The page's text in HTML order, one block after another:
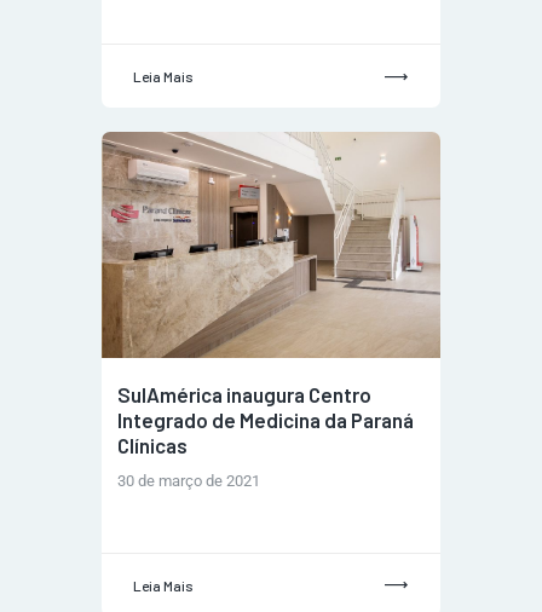
Leia Mais
SulAmérica inaugura Centro
Integrado de Medicina da Paraná
Clínicas
30 de março de 2021
Leia Mais